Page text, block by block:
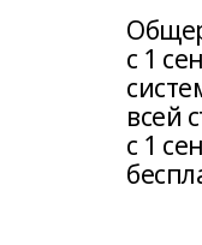
с 1
всей
с 1